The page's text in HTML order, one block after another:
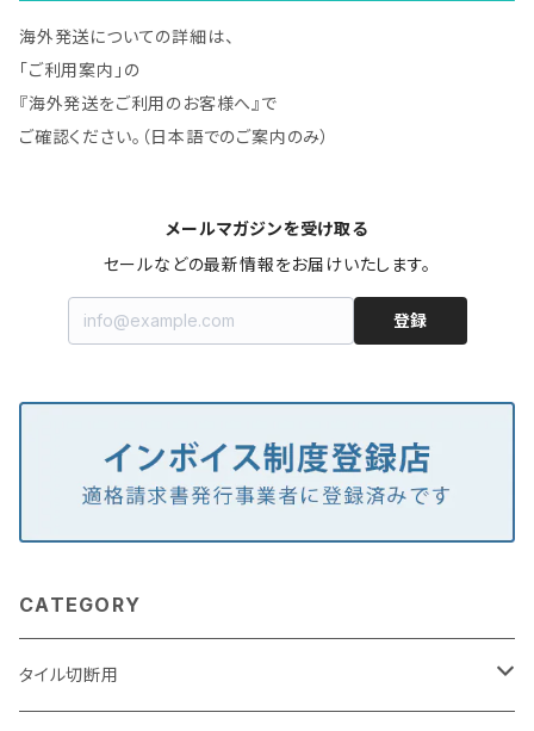
海外発送についての詳細は、
「ご利用案内」の
『海外発送をご利用のお客様へ』で
ご確認ください。（日本語でのご案内のみ）
メールマガジンを受け取る
セールなどの最新情報をお届けいたします。
登録
CATEGORY
タイル切断用